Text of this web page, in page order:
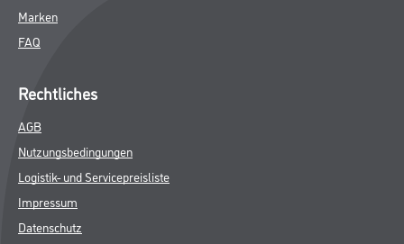
Marken
FAQ
Rechtliches
AGB
Nutzungsbedingungen
Logistik- und Servicepreisliste
Impressum
Datenschutz